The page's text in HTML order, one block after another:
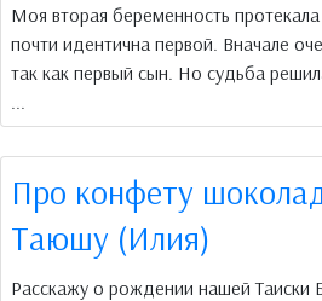
Моя вторая беременность
почти идентична первой. Вначале
так как первый сын. Но судьба
Про конфету
Таюшу (Илия)
Расскажу о рождении нашей Таиски